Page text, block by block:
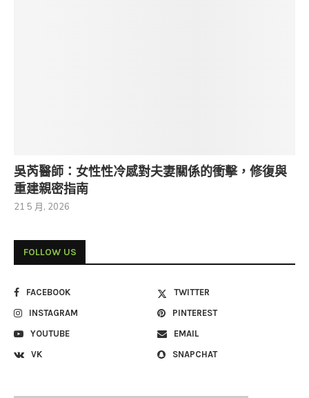
吳芮醫師：女性性冷感對夫妻關係的衝擊，修復與
重建親密指南
21 5 月, 2026
FOLLOW US
FACEBOOK
TWITTER
INSTAGRAM
PINTEREST
YOUTUBE
EMAIL
VK
SNAPCHAT